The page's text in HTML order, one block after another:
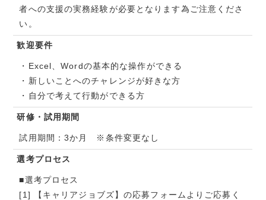
者への支援の実務経験が必要となります為ご注意くださ
い。
歓迎要件
・Excel、Wordの基本的な操作ができる
・新しいことへのチャレンジが好きな方
・自分で考えて行動ができる方
研修・試用期間
試用期間：3か月 ※条件変更なし
選考プロセス
■選考プロセス
[1] 【キャリアジョブズ】の応募フォームよりご応募く